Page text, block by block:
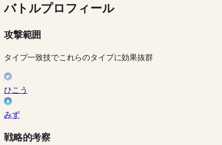
バトルプロフィール
攻撃範囲
タイプ一致技でこれらのタイプに効果抜群
ひこう
みず
戦略的考察